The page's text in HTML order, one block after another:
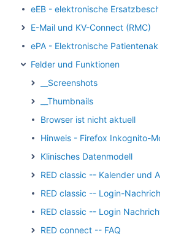
eEB - elektronische
E-Mail und KV-Connect (RMC)
ePA - Elektronische Patientenakte
Felder und Funktionen
__Screenshots
__Thumbnails
Browser ist nicht aktuell
Hinweis - Firefox Inkognito-Modus
Klinisches Datenmodell
RED classic -- Kalender und
RED classic -- Login-Nachricht
RED classic -- Login Nachricht
RED connect -- FAQ